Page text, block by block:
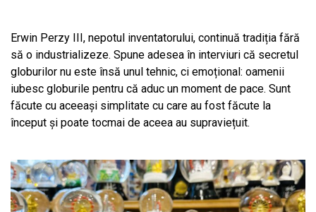
Erwin Perzy III, nepotul inventatorului, continuă tradiția fără
să o industrializeze. Spune adesea în interviuri că secretul
globurilor nu este însă unul tehnic, ci emoțional: oamenii
iubesc globurile pentru că aduc un moment de pace. Sunt
făcute cu aceeași simplitate cu care au fost făcute la
început și poate tocmai de aceea au supraviețuit.